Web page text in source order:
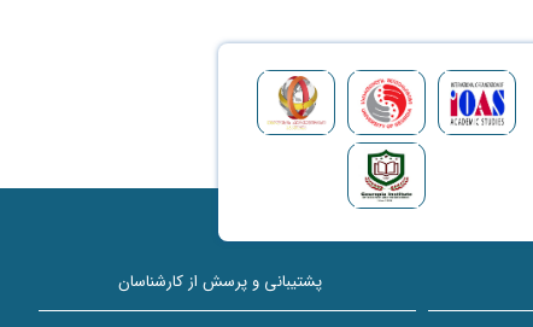
پشتیبانی و پرسش از کارشناسان